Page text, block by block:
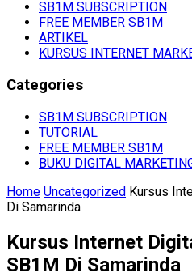
SB1M SUBSCRIPTION
FREE MEMBER SB1M
ARTIKEL
KURSUS INTERNET
Categories
SB1M SUBSCRIPTION
TUTORIAL
FREE MEMBER SB1M
BUKU DIGITAL
Home Uncategorized Kursus
Di Samarinda
Kursus Internet
SB1M Di Samarinda